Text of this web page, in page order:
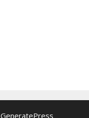
GeneratePress